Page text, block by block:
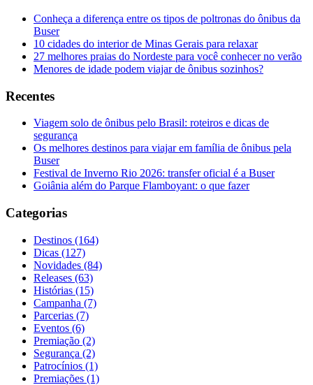
Conheça a diferença entre os tipos de poltronas do ônibus da
Buser
10 cidades do interior de Minas Gerais para relaxar
27 melhores praias do Nordeste para você conhecer no verão
Menores de idade podem viajar de ônibus sozinhos?
Recentes
Viagem solo de ônibus pelo Brasil: roteiros e dicas de
segurança
Os melhores destinos para viajar em família de ônibus pela
Buser
Festival de Inverno Rio 2026: transfer oficial é a Buser
Goiânia além do Parque Flamboyant: o que fazer
Categorias
Destinos (164)
Dicas (127)
Novidades (84)
Releases (63)
Histórias (15)
Campanha (7)
Parcerias (7)
Eventos (6)
Premiação (2)
Segurança (2)
Patrocínios (1)
Premiações (1)